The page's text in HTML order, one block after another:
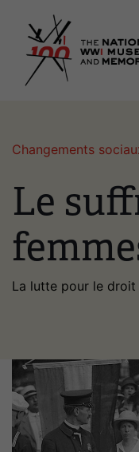
Changements
Le
La lutte pour le
Image(s)